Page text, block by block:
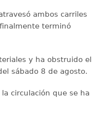
ambos carriles
terminó
y ha obstruido el
sábado 8 de agosto.
circulación que se ha